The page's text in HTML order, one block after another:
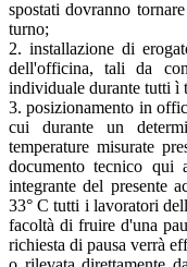
spostati dovranno
turno;
2. installazione di
dell'officina, tali da
individuale durante tutti ì
3. posizionamento in
cui durante un
temperature misurate
documento tecnico
integrante del presente
33° C tutti i lavoratori
facoltà di fruire d'una
richiesta di pausa verrà